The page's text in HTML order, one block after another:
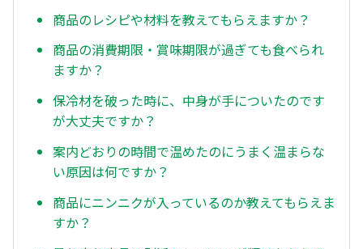
商品のレシピや材料を教えてもらえますか？
商品の消費期限・賞味期限が過ぎても食べられ
ますか？
保冷材を破った時に、中身が手についたのです
が大丈夫ですか？
案内どおりの時間で温めたのにうまく温まらな
い原因は何ですか？
商品にニンニクが入っているのか教えてもらえま
すか？